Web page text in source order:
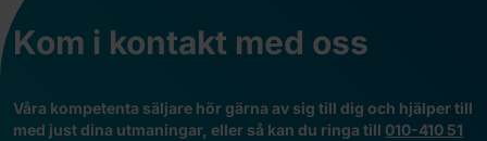
Kom i kontakt med oss
Våra kompetenta säljare hör gärna av sig till dig och hjälper till
med just dina utmaningar, eller så kan du ringa till 010-410 51